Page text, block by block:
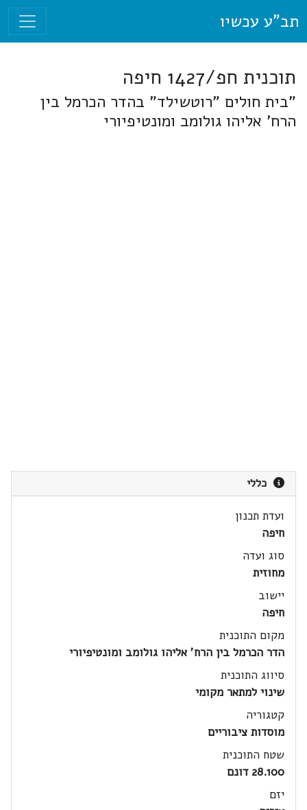
תב"ע עכשיו
תוכנית חפ/1427 חיפה
"בית חולים "רוטשילד" בהדר הכרמל בין
הרח' אליהו גולומב ומונטיפיורי
כללי
ועדת תכנון
חיפה
סוג ועדה
מחוזית
יישוב
חיפה
מקום התוכנית
הדר הכרמל בין הרח' אליהו גולומב ומונטיפיורי
סיווג התוכנית
שינוי למתאר מקומי
קטגוריה
מוסדות ציבוריים
שטח התוכנית
28.100 דונם
יזם